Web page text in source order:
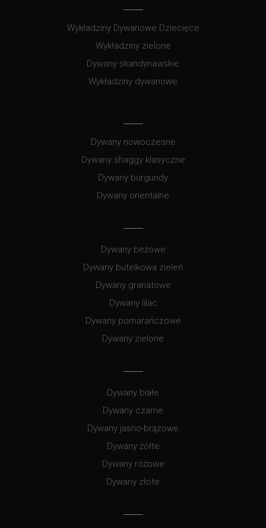
Wykładziny Dywanowe Dziecięce
Wykładziny zielone
Dywany skandynawskie
Wykładziny dywanowe
Dywany nowoczesne
Dywany shaggy klasyczne
Dywany burgundy
Dywany orientalne
Dywany beżowe
Dywany butelkowa zieleń
Dywany granatowe
Dywany lilac
Dywany pomarańczowe
Dywany zielone
Dywany białe
Dywany czarne
Dywany jasno-brązowe
Dywany żółte
Dywany różowe
Dywany złote